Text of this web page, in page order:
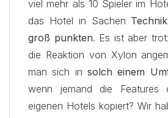
viel mehr als 10 Spieler im
das Hotel in Sachen
groß punkten. Es ist aber
die Reaktion von Xylon
man sich in solch einem
wenn jemand die Features
eigenen Hotels kopiert? Wir